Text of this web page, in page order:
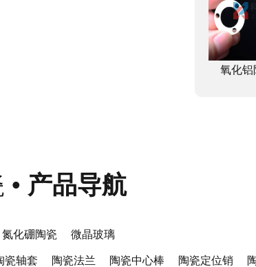
氧化铝
• 产品导航
氮化硼陶瓷 微晶玻璃
瓷轴套 陶瓷法兰 陶瓷中心棒 陶瓷定位销